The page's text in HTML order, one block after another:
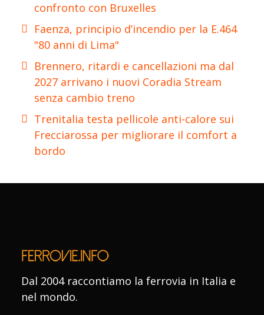
confronto con Bruxelles
Faenza, principio d’incendio per la E.464
"80 anni di Lima"
Brennero, ritardi e cancellazioni ma dal
2027 arrivano i nuovi Coradia Stream
senza cambio treno
Trenitalia testa pellicole anti-calore sui
Frecciarossa per migliorare il comfort a
bordo
Dal 2004 raccontiamo la ferrovia in Italia e
nel mondo.